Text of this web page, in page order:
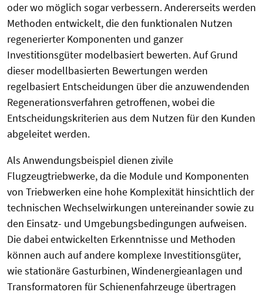
oder wo möglich sogar verbessern. Andererseits werden
Methoden entwickelt, die den funktionalen Nutzen
regenerierter Komponenten und ganzer
Investitionsgüter modelbasiert bewerten. Auf Grund
dieser modellbasierten Bewertungen werden
regelbasiert Entscheidungen über die anzuwendenden
Regenerationsverfahren getroffenen, wobei die
Entscheidungskriterien aus dem Nutzen für den Kunden
abgeleitet werden.
Als Anwendungsbeispiel dienen zivile
Flugzeugtriebwerke, da die Module und Komponenten
von Triebwerken eine hohe Komplexität hinsichtlich der
technischen Wechselwirkungen untereinander sowie zu
den Einsatz- und Umgebungsbedingungen aufweisen.
Die dabei entwickelten Erkenntnisse und Methoden
können auch auf andere komplexe Investitionsgüter,
wie stationäre Gasturbinen, Windenergieanlagen und
Transformatoren für Schienenfahrzeuge übertragen